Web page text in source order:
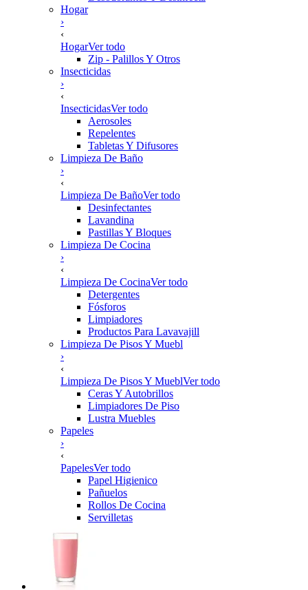
Hogar
›
‹
HogarVer todo
Zip - Palillos Y Otros
Insecticidas
›
‹
InsecticidasVer todo
Aerosoles
Repelentes
Tabletas Y Difusores
Limpieza De Baño
›
‹
Limpieza De BañoVer todo
Desinfectantes
Lavandina
Pastillas Y Bloques
Limpieza De Cocina
›
‹
Limpieza De CocinaVer todo
Detergentes
Fósforos
Limpiadores
Productos Para Lavavajill
Limpieza De Pisos Y Muebl
›
‹
Limpieza De Pisos Y MueblVer todo
Ceras Y Autobrillos
Limpiadores De Piso
Lustra Muebles
Papeles
›
‹
PapelesVer todo
Papel Higienico
Pañuelos
Rollos De Cocina
Servilletas